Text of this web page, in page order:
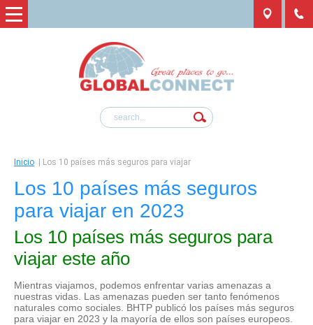
Inicio Los 10 países más seguros para viajar
Los 10 países más seguros
para viajar en 2023
Los 10 países más seguros para
viajar este año
Mientras viajamos, podemos enfrentar varias amenazas a
nuestras vidas. Las amenazas pueden ser tanto fenómenos
naturales como sociales. BHTP publicó los países más seguros
para viajar en 2023 y la mayoría de ellos son países europeos.